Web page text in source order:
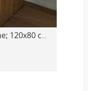
Schöner Schreibtisch; Eiche; 120x80 cm; Gratis abz